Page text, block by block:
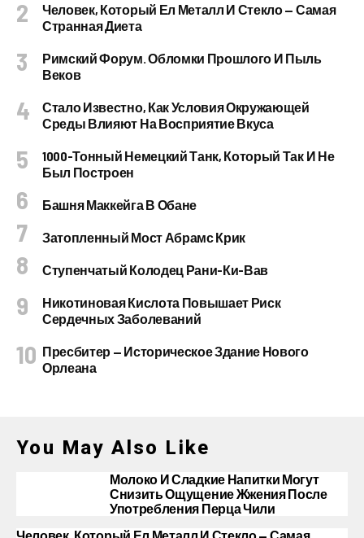
Человек, Который Ел Металл И Стекло — Самая
Странная Диета
Римский Форум. Обломки Прошлого И Пыль
Веков
Стало Известно, Как Условия Окружающей
Среды Влияют На Восприятие Вкуса
1000-Тонный Немецкий Танк, Который Так И Не
Был Построен
Башня Маккейга В Обане
Затопленный Мост Абрамс Крик
Ступенчатый Колодец Рани-Ки-Вав
Никотиновая Кислота Повышает Риск
Сердечных Заболеваний
Пресбитер — Историческое Здание Нового
Орлеана
You May Also Like
Молоко И Сладкие Напитки Могут
Снизить Ощущение Жжения После
Употребления Перца Чили
Человек, Который Ел Металл И Стекло — Самая